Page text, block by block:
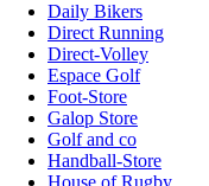
Daily Bikers
Direct Running
Direct-Volley
Espace Golf
Foot-Store
Galop Store
Golf and co
Handball-Store
House of Rugby